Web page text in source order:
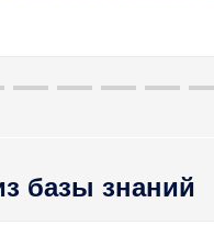
базы знаний